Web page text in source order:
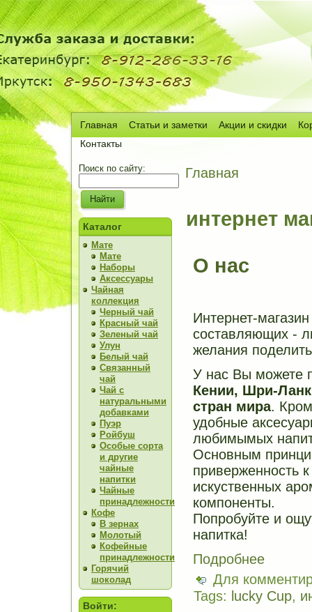
Главная Статьи и заметки Акции и скидки
Контакты
Поиск по сайту:
Каталог
Мате
Мате
Наборы
Аксессуары
Чайная
коллекция
Черный чай
Красный чай
Зеленый чай
Улун
Белый чай
Связанный
чай
Чай с
натуральными
добавками
Пуэр
Ройбуш
Особые сорта
и другие
чайные
напитки
Чайные
принадлежности
Кофе
В зернах
Молотый
Кофейные
принадлежности
Горячий
шоколад
Войти:
Главная
интернет
О нас
Интернет-
составляющих -
желания
У нас Вы можете
Кении, Шри-
стран мира.
удобные
любимымых
Основным
приверженность
искуственных
компоненты.
Попробуйте и
напитка!
Подробнее
Для
Tags: lucky Cup,